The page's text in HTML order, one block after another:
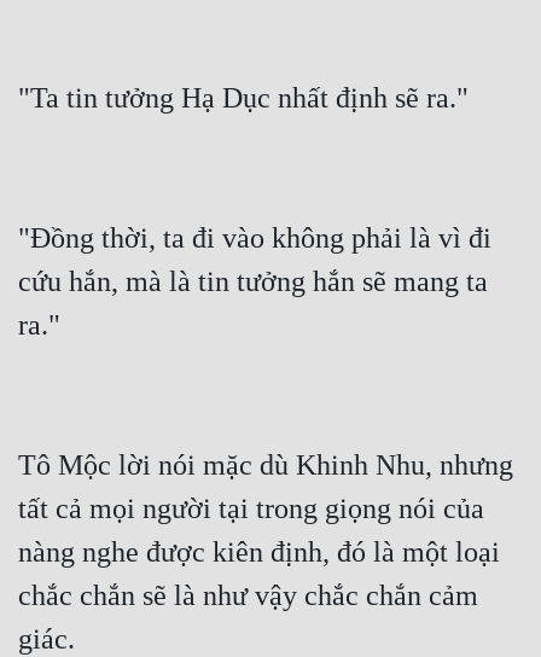
"Ta tin tưởng Hạ Dục nhất định sẽ ra."
"Đồng thời, ta đi vào không phải là vì đi
cứu hắn, mà là tin tưởng hắn sẽ mang ta
ra."
Tô Mộc lời nói mặc dù Khinh Nhu, nhưng
tất cả mọi người tại trong giọng nói của
nàng nghe được kiên định, đó là một loại
chắc chắn sẽ là như vậy chắc chắn cảm
giác.